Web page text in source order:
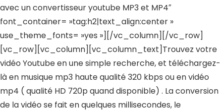
avec un convertisseur youtube MP3 et MP4″
font_container= »tag:h2|text_align:center »
use_theme_fonts= »yes »][/vc_column][/vc_row]
[vc_row][vc_column][vc_column_text]Trouvez votre
vidéo Youtube en une simple recherche, et téléchargez-
là en musique mp3 haute qualité320 kbps ou en vidéo
mp4 ( qualité HD 720p quand disponible) . La conversion
de la vidéo se fait en quelques millisecondes, le